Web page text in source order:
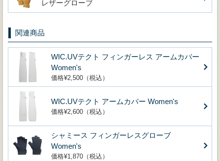
レザーグローブ
関連商品
WIC.UVテクト フィンガーレス アームカバー
Women's
価格¥2,500（税込）
WIC.UVテクト アームカバー Women's
価格¥2,600（税込）
シャミース フィンガーレスグローブ
Women's
価格¥1,870（税込）